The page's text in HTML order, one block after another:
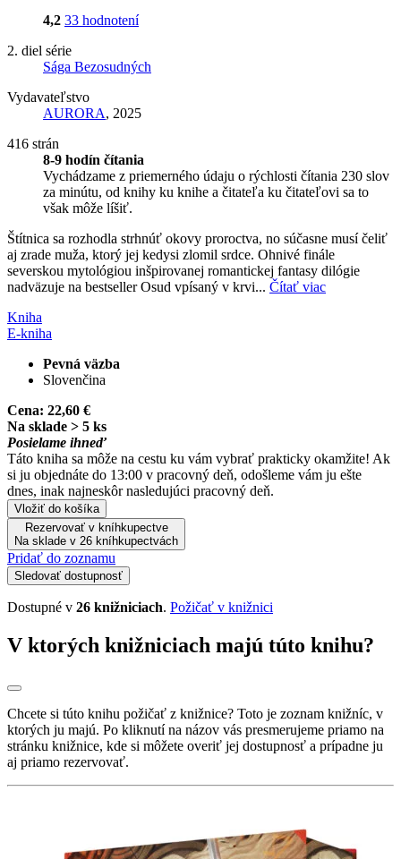
4,2 33 hodnotení
2. diel série
Sága Bezosudných
Vydavateľstvo
AURORA, 2025
416 strán
8-9 hodín čítania
Vychádzame z priemerného údaju o rýchlosti čítania 230 slov
za minútu, od knihy ku knihe a čitateľa ku čitateľovi sa to
však môže líšiť.
Štítnica sa rozhodla strhnúť okovy proroctva, no súčasne musí čeliť
aj zrade muža, ktorý jej kedysi zlomil srdce. Ohnivé finále
severskou mytológiou inšpirovanej romantickej fantasy dilógie
nadväzuje na bestseller Osud vpísaný v krvi... Čítať viac
Kniha
E-kniha
Pevná väzba
Slovenčina
Cena: 22,60 €
Na sklade > 5 ks
Posielame ihneď
Táto kniha sa môže na cestu ku vám vybrať prakticky okamžite! Ak
si ju objednáte do 13:00 v pracovný deň, odošleme vám ju ešte
dnes, inak najneskôr nasledujúci pracovný deň.
Vložiť do košíka
Rezervovať v kníhkupectve
Na sklade v 26 kníhkupectvách
Pridať do zoznamu
Sledovať dostupnosť
Dostupné v 26 knižniciach. Požičať v knižnici
V ktorých knižniciach majú túto knihu?
Chcete si túto knihu požičať z knižnice? Toto je zoznam knižníc, v
ktorých ju majú. Po kliknutí na názov vás presmerujeme priamo na
stránku knižnice, kde si môžete overiť jej dostupnosť a prípadne ju
aj priamo rezervovať.